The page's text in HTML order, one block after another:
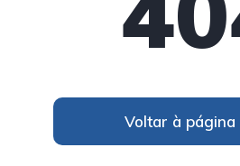
Voltar à página